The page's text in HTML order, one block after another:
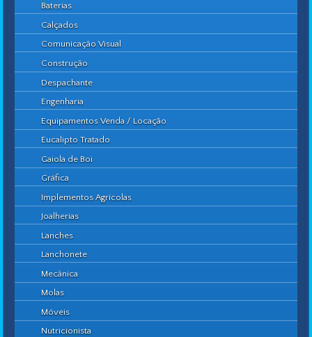
Baterias
Calçados
Comunicação Visual
Construção
Despachante
Engenharia
Equipamentos Venda / Locação
Eucalipto Tratado
Gaiola de Boi
Gráfica
Implementos Agrícolas
Joalherias
Lanches
Lanchonete
Mecânica
Molas
Móveis
Nutricionista